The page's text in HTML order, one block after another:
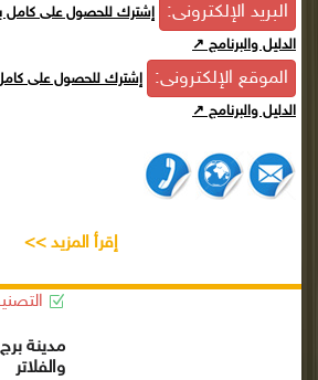
البريد الإلكترونى: إشترك للحصول على كامل
الدليل والبرنامج ↗
الموقع الإلكترونى: إشترك للحصول على
الدليل والبرنامج ↗
إقرأ المزيد >>
مدينة
والفلاتر